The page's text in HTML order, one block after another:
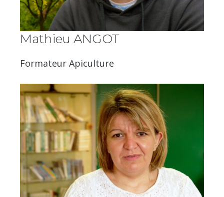
Mathieu ANGOT
Formateur Apiculture